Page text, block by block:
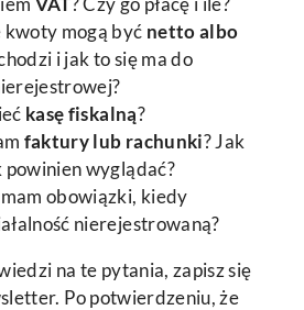
kwoty mogą być netto albo
i jak to się ma do
kasę fiskalną?
faktury lub rachunki? Jak
wyglądać?
obowiązki, kiedy
nierejestrowaną?
na te pytania, zapisz się
Po potwierdzeniu, że